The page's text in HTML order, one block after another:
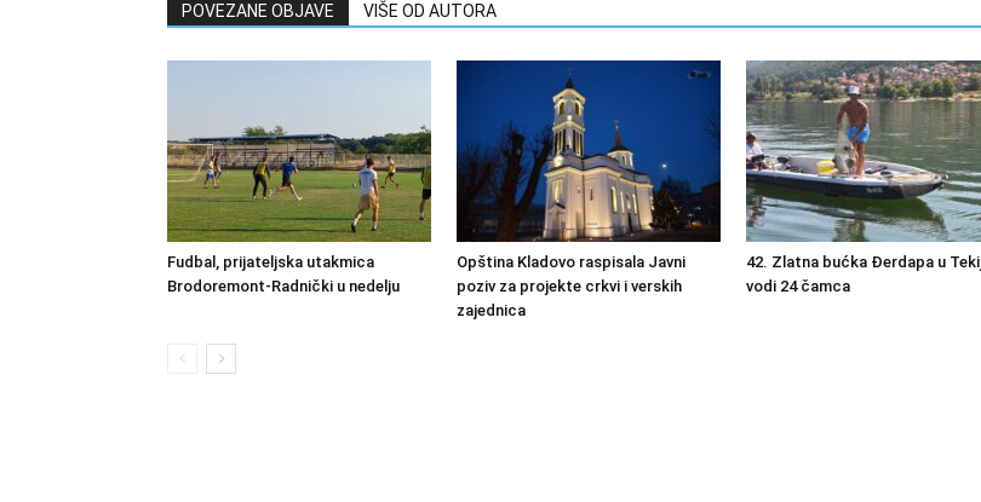
POVEZANE OBJAVE VIŠE OD AUTORA
Fudbal, prijateljska utakmica
Brodoremont-Radnički u nedelju
Opština Kladovo raspisala Javni
poziv za projekte crkvi i verskih
zajednica
42. Zlatna bućka Đerdapa u
vodi 24 čamca